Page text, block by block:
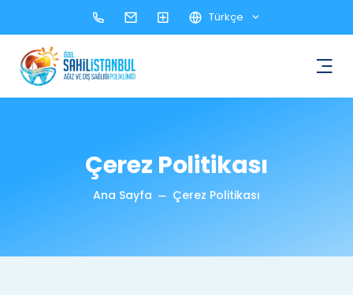
Türkçe
Çerez Politikası
Ana Sayfa Çerez Politikası